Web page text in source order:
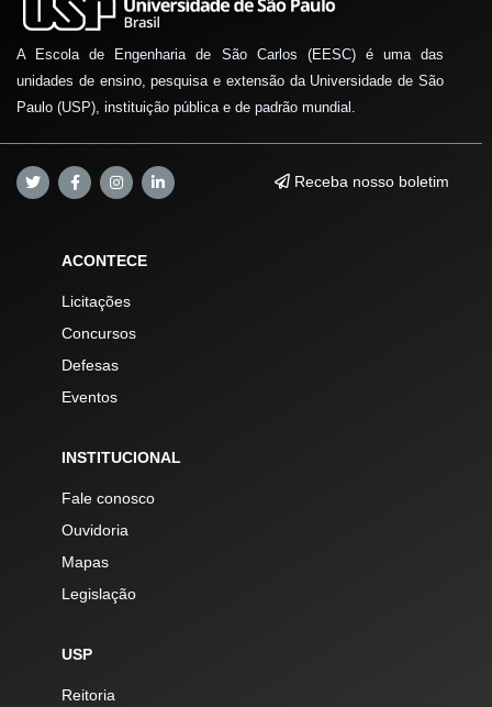
A Escola de Engenharia de São Carlos (EESC) é uma das
unidades de ensino, pesquisa e extensão da Universidade de São
Paulo (USP), instituição pública e de padrão mundial.
Receba nosso boletim
ACONTECE
Licitações
Concursos
Defesas
Eventos
INSTITUCIONAL
Fale conosco
Ouvidoria
Mapas
Legislação
USP
Reitoria